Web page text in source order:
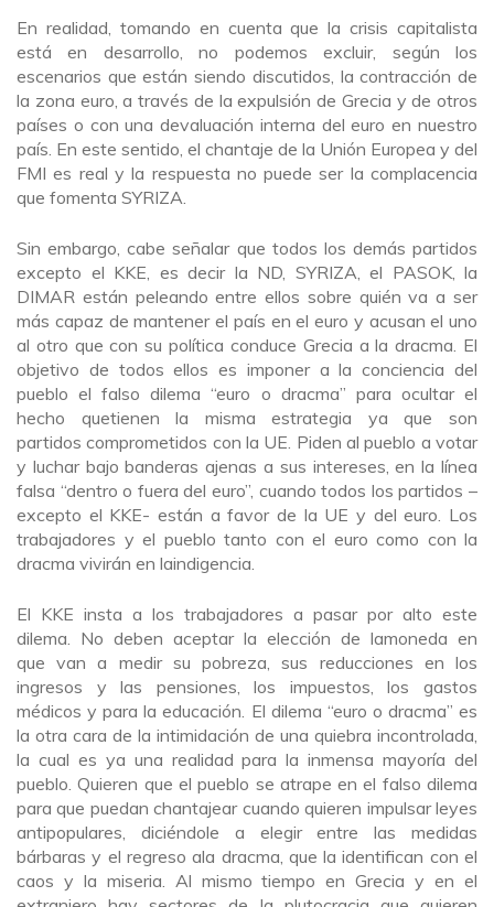
En realidad, tomando en cuenta que la crisis capitalista
está en desarrollo, no podemos excluir, según los
escenarios que están siendo discutidos, la contracción de
la zona euro, a través de la expulsión de Grecia y de otros
países o con una devaluación interna del euro en nuestro
país. En este sentido, el chantaje de la Unión Europea y del
FMI es real y la respuesta no puede ser la complacencia
que fomenta SYRIZA.
Sin embargo, cabe señalar que todos los demás partidos
excepto el KKE, es decir la ND, SYRIZA, el PASOK, la
DIMAR están peleando entre ellos sobre quién va a ser
más capaz de mantener el país en el euro y acusan el uno
al otro que con su política conduce Grecia a la dracma. El
objetivo de todos ellos es imponer a la conciencia del
pueblo el falso dilema “euro o dracma” para ocultar el
hecho quetienen la misma estrategia ya que son
partidos comprometidos con la UE. Piden al pueblo a votar
y luchar bajo banderas ajenas a sus intereses, en la línea
falsa “dentro o fuera del euro”, cuando todos los partidos –
excepto el KKE- están a favor de la UE y del euro. Los
trabajadores y el pueblo tanto con el euro como con la
dracma vivirán en laindigencia.
El KKE insta a los trabajadores a pasar por alto este
dilema. No deben aceptar la elección de lamoneda en
que van a medir su pobreza, sus reducciones en los
ingresos y las pensiones, los impuestos, los gastos
médicos y para la educación. El dilema “euro o dracma” es
la otra cara de la intimidación de una quiebra incontrolada,
la cual es ya una realidad para la inmensa mayoría del
pueblo. Quieren que el pueblo se atrape en el falso dilema
para que puedan chantajear cuando quieren impulsar leyes
antipopulares, diciéndole a elegir entre las medidas
bárbaras y el regreso ala dracma, que la identifican con el
caos y la miseria. Al mismo tiempo en Grecia y en el